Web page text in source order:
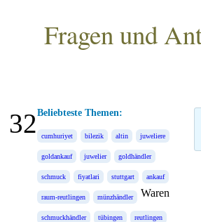
Fragen und
Beliebteste Themen:
cumhuriyet bilezik altin juweliere
goldankauf juwelier goldhändler
schmuck fiyatlari stuttgart ankauf
raum-reutlingen münzhändler
schmuckhändler tübingen reutlingen
Waren
32